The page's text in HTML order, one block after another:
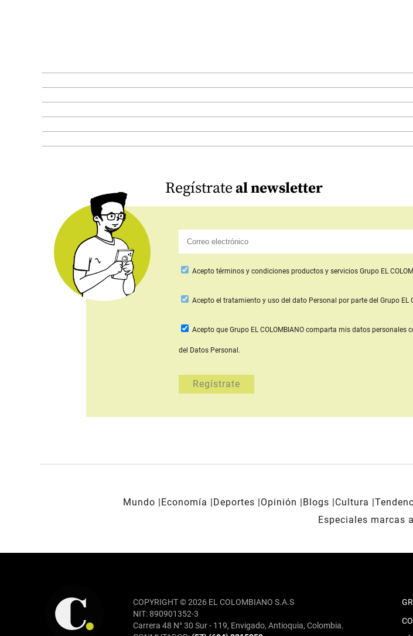
Regístrateal newsletter
Acepto términos y condiciones productos y servicios Grupo EL
Aceptoel tratamiento y uso del dato Personal por parte del Grupo EL
Acepto que Grupo EL COLOMBIANO comparta mis datos personales
del Datos Personal.
Mundo Economía Deportes Opinión Blogs Cultura
Especiales marcas
COPYRIGHT © 2026 EL COLOMBIANO S.A.S
NIT: 890901352-3
Carrera 48 N° 30 Sur - 119, Envigado, Antioquia, Colombia.